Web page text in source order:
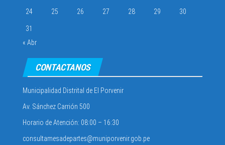
24 25 26 27 28 29 30
31
« Abr
CONTACTANOS
Municipalidad Distrital de El Porvenir
Av. Sánchez Carrión 500
Horario de Atención: 08:00 – 16:30
consultamesadepartes@muniporvenir.gob.pe